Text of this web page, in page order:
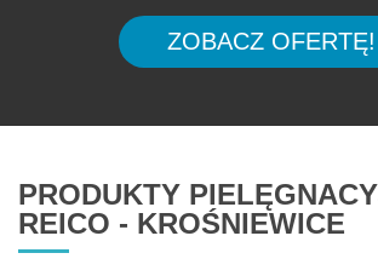
ZOBACZ OFERTĘ!
PRODUKTY
REICO - KROŚNIEWICE